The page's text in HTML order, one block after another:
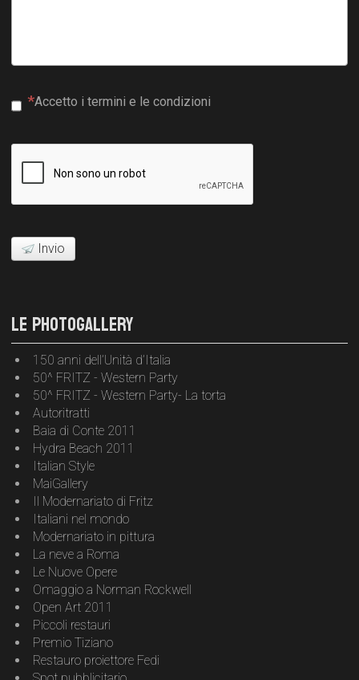
Accetto i termini e le condizioni
Invio
LE PHOTOGALLERY
150 anni dell’Unità d’Italia
50^ FRITZ - Western Party
50^ FRITZ - Western Party- La torta
Autoritratti
Baia di Conte 2011
Hydra Beach 2011
Italian Style
MaiGallery
Il Modernariato di Fritz
Italiani nel mondo
Modernariato in pittura
La neve a Roma
Le Nuove Opere
Omaggio a Norman Rockwell
Open Art 2011
Piccoli restauri
Premio Tiziano
Restauro proiettore Fedi